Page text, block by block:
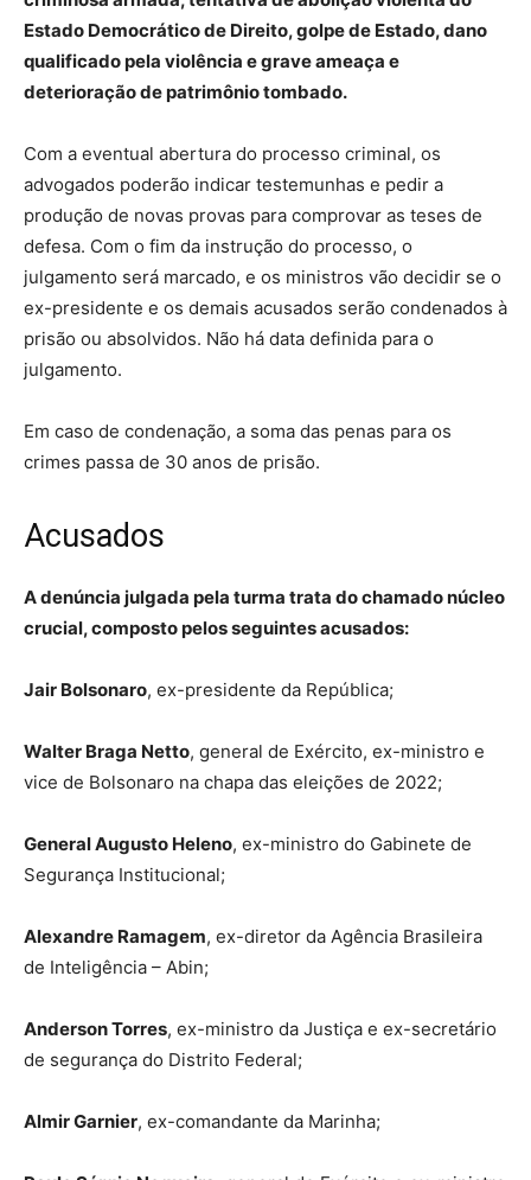
Estado Democrático de Direito, golpe de Estado, dano
qualificado pela violência e grave ameaça e
deterioração de patrimônio tombado.
Com a eventual abertura do processo criminal, os
advogados poderão indicar testemunhas e pedir a
produção de novas provas para comprovar as teses de
defesa. Com o fim da instrução do processo, o
julgamento será marcado, e os ministros vão decidir se o
ex-presidente e os demais acusados serão condenados à
prisão ou absolvidos. Não há data definida para o
julgamento.
Em caso de condenação, a soma das penas para os
crimes passa de 30 anos de prisão.
Acusados
A denúncia julgada pela turma trata do chamado núcleo
crucial, composto pelos seguintes acusados:
Jair Bolsonaro, ex-presidente da República;
Walter Braga Netto, general de Exército, ex-ministro e
vice de Bolsonaro na chapa das eleições de 2022;
General Augusto Heleno, ex-ministro do Gabinete de
Segurança Institucional;
Alexandre Ramagem, ex-diretor da Agência Brasileira
de Inteligência – Abin;
Anderson Torres, ex-ministro da Justiça e ex-secretário
de segurança do Distrito Federal;
Almir Garnier, ex-comandante da Marinha;